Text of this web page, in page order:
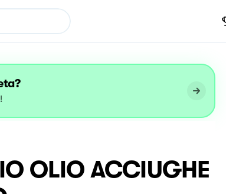
OLIO ACCIUGHE